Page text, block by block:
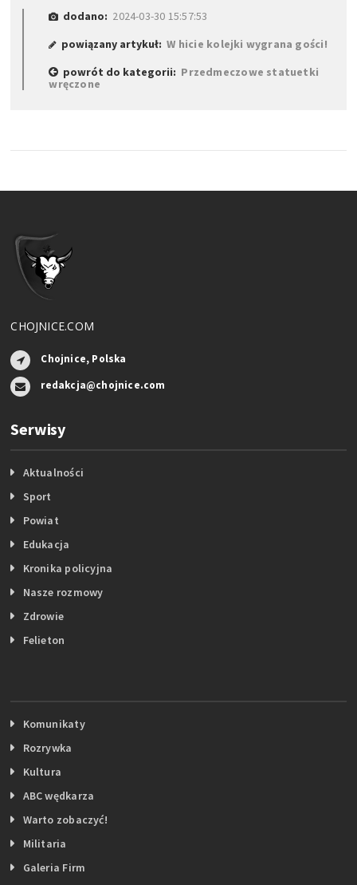
dodano: 2024-03-30 15:57:53
powiązany artykuł:W hicie kolejki wygrana gości!
powrót do kategorii: Przedmeczowe statuetki
wręczone
CHOJNICE.COM
Chojnice, Polska
redakcja@chojnice.com
Serwisy
Aktualności
Sport
Powiat
Edukacja
Kronika policyjna
Nasze rozmowy
Zdrowie
Felieton
Komunikaty
Rozrywka
Kultura
ABC wędkarza
Warto zobaczyć!
Militaria
Galeria Firm